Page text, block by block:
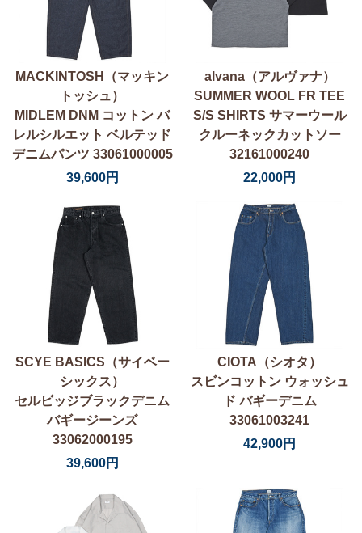
MACKINTOSH（マッキン
トッシュ）
MIDLEM DNM コットン バ
レルシルエット ベルテッド
デニムパンツ 33061000005
39,600円
alvana（アルヴァナ）
SUMMER WOOL FR TEE
S/S SHIRTS サマーウール
クルーネックカットソー
32161000240
22,000円
SCYE BASICS（サイベー
シックス）
セルビッジブラックデニム
バギージーンズ
33062000195
39,600円
CIOTA（シオタ）
スビンコットン ウォッシュ
ド バギーデニム
33061003241
42,900円